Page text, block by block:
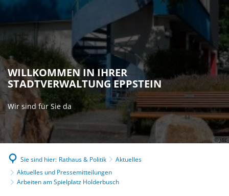
© JBE
WILLKOMMEN IN IHRER
STADTVERWALTUNG EPPSTEIN
Wir sind für Sie da
Sie sind hier: Rathaus & Politik
Aktuelles
Aktuelles und Pressemitteilungen
Arbeiten am Spielplatz Holderbusch